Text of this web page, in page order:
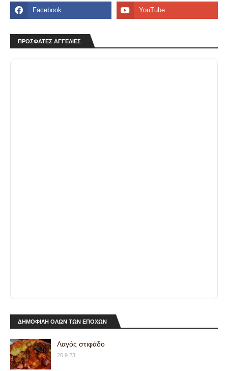
ΠΡΟΣΦΑΤΕΣ ΑΓΓΕΛΙΕΣ
ΔΗΜΟΦΙΛΗ ΟΛΩΝ ΤΩΝ ΕΠΟΧΩΝ
Λαγός στιφάδο
20.9.23